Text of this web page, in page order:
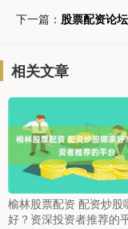
下一篇： 股票配资论
相关文章
榆林股票配资 配资炒股
好？资深投资者推荐的